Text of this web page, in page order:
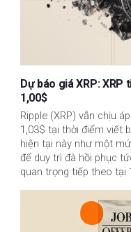
Dự báo giá XRP:
1,00$
Ripple (XRP) vẫn chịu
1,03$ tại thời điểm viết
hiện tại này như một
để duy trì đà hồi phục
quan trọng tiếp theo tại